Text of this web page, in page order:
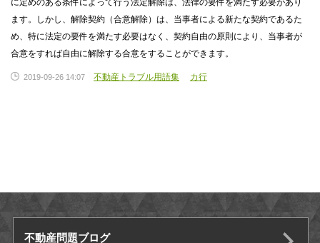
に定めのある条件によって行う法定解除は、法律の要件を満たす必要があり
ます。しかし、解除契約（合意解除）は、当事者による新たな契約であるた
め、特に法定の要件を満たす必要はなく、契約自由の原則により、当事者が
合意をすれば自由に解除する合意をすることができます。
2019-09-26 14:07 不動産トラブル用語集 カ行
不動産問題ブログ